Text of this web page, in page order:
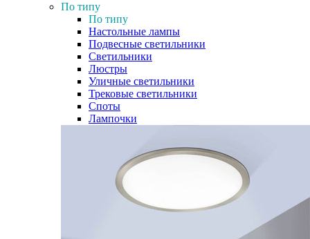
По типу
По типу
Настольные лампы
Подвесные светильники
Светильники
Люстры
Уличные светильники
Трековые светильники
Споты
Лампочки